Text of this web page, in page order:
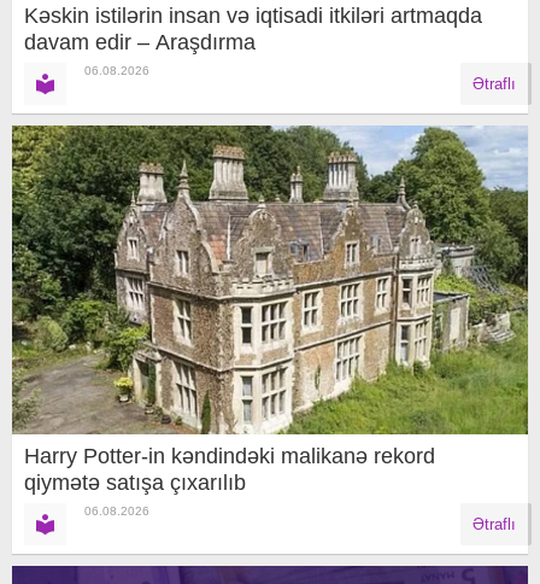
Kəskin istilərin insan və iqtisadi itkiləri artmaqda
davam edir – Araşdırma
06.08.2026
Ətraflı
Harry Potter-in kəndindəki malikanə rekord
qiymətə satışa çıxarılıb
06.08.2026
Ətraflı